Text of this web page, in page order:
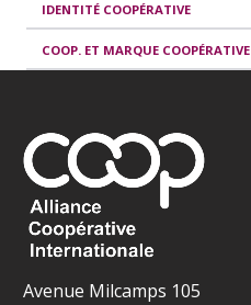
IDENTITÉ COOPÉRATIVE
COOP. ET MARQUE COOPÉRATIVE
Avenue Milcamps 105